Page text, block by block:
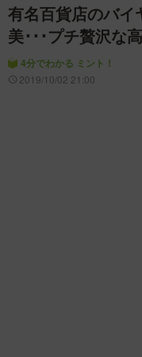
マニアックでメカニカル
そしてＭＢＳ的なＭなス
ポーツ
有名百貨店のバイ
美･･･プチ贅沢な
4分でわかる ミント！
2019/10/02 21:00